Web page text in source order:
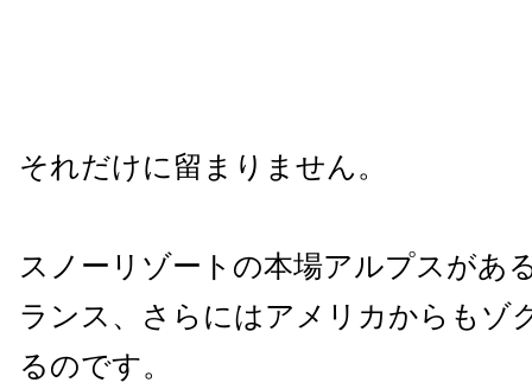
それだけに留まりません。
スノーリゾートの本場アルプスがあ
ランス、さらにはアメリカからもゾ
るのです。